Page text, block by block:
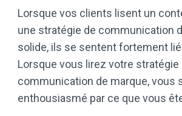
Lorsque vos clients lisent un
une stratégie de communication
solide, ils se sentent fortement
Lorsque vous lirez votre stratégie
communication de marque, vous
enthousiasmé par ce que vous